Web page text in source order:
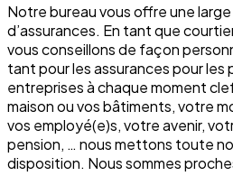
Notre bureau vous offre une
d’assurances. En tant que
vous conseillons de façon
tant pour les assurances pour les
entreprises à chaque moment
maison ou vos bâtiments, votre
vos employé(e)s, votre avenir,
pension, … nous mettons toute
disposition. Nous sommes